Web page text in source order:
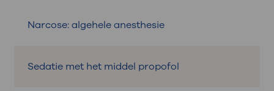
Narcose: algehele anesthesie
Sedatie met het middel propofol